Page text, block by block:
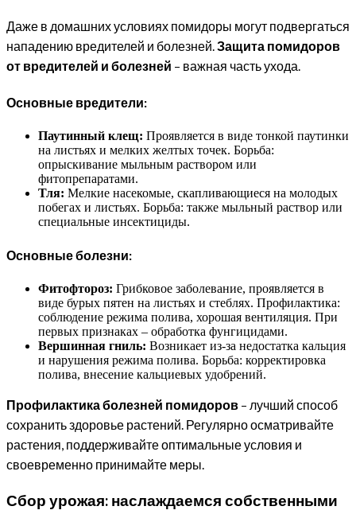
Даже в домашних условиях помидоры могут подвергаться
нападению вредителей и болезней.Защита помидоров
от вредителей и болезней – важная часть ухода.
Основные вредители:
Паутинный клещ: Проявляется в виде тонкой паутинки
на листьях и мелких желтых точек. Борьба:
опрыскивание мыльным раствором или
фитопрепаратами.
Тля: Мелкие насекомые, скапливающиеся на молодых
побегах и листьях. Борьба: также мыльный раствор или
специальные инсектициды.
Основные болезни:
Фитофтороз: Грибковое заболевание, проявляется в
виде бурых пятен на листьях и стеблях. Профилактика:
соблюдение режима полива, хорошая вентиляция. При
первых признаках – обработка фунгицидами.
Вершинная гниль: Возникает из-за недостатка кальция
и нарушения режима полива. Борьба: корректировка
полива, внесение кальциевых удобрений.
Профилактика болезней помидоров – лучший способ
сохранить здоровье растений. Регулярно осматривайте
растения, поддерживайте оптимальные условия и
своевременно принимайте меры.
Сбор урожая: наслаждаемся собственными